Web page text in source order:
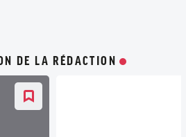
DE LA RÉDACTION